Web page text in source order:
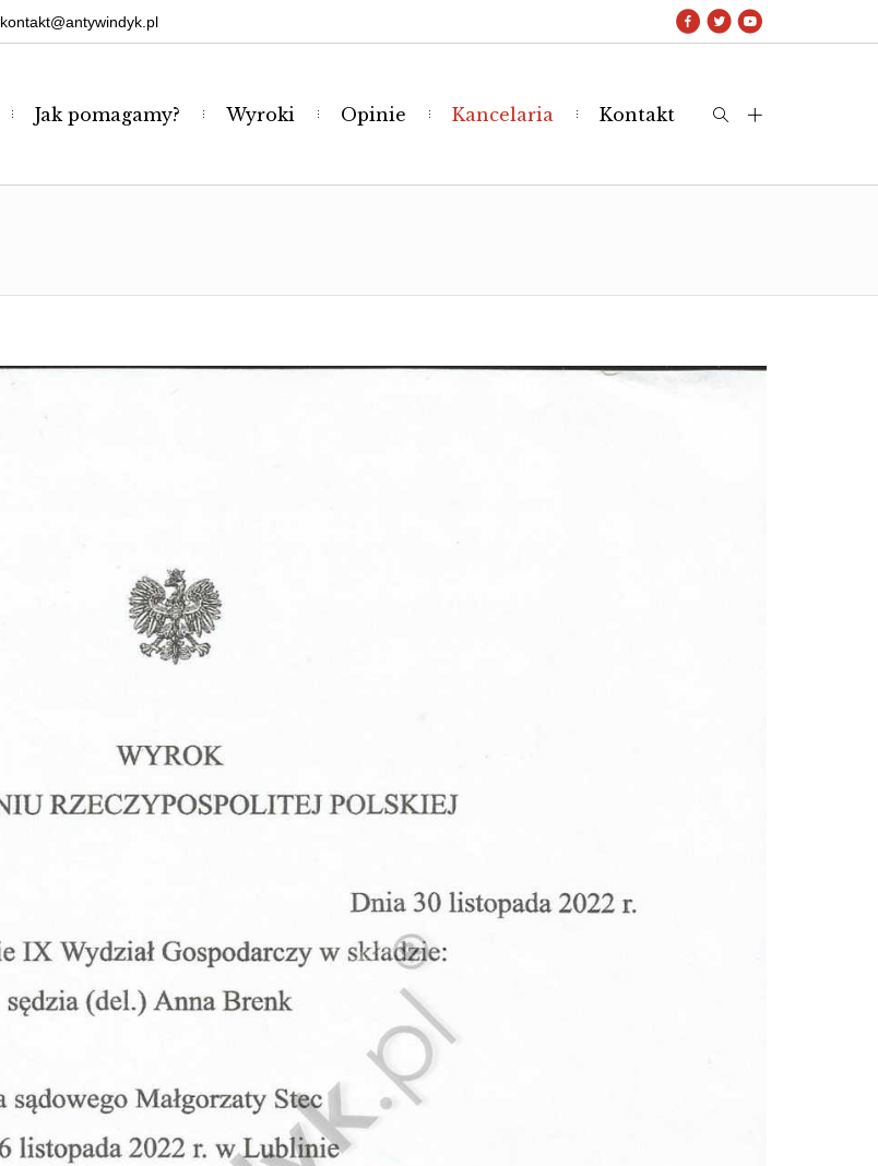
Obrona w sądzie
Reprezentacja procesowa
kontakt@antywindyk.pl
Jak pomagamy? Wyroki Opinie Kancelaria Kontakt